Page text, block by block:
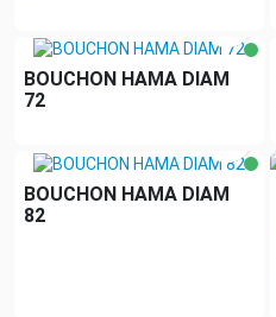
BOUCHON HAMA DIAM
72
BOUCHON HAMA DIAM
82